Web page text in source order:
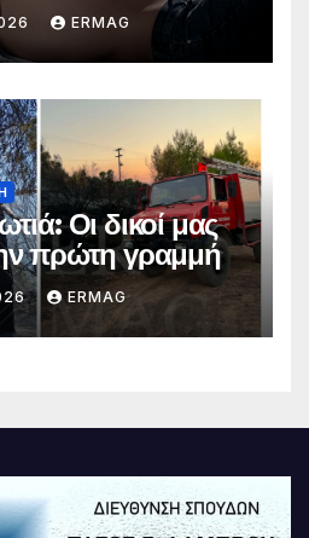
ERMAG
Οι δικοί μας
πρώτη γραμμή
ERMAG